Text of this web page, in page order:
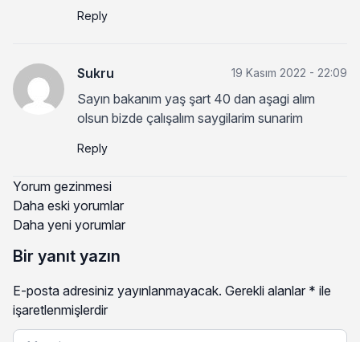
Reply
Sukru 19 Kasım 2022 - 22:09
Sayın bakanım yaş şart 40 dan aşagi alım
olsun bizde çalışalım saygilarim sunarim
Reply
Yorum gezinmesi
Daha eski yorumlar
Daha yeni yorumlar
Bir yanıt yazın
E-posta adresiniz yayınlanmayacak. Gerekli alanlar * ile
işaretlenmişlerdir